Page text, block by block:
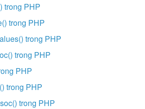
trong PHP
trong PHP
trong PHP
trong PHP
PHP
trong PHP
trong PHP